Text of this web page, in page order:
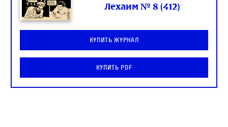
Лехаим № 8 (412)
Купить журнал
Купить PDF